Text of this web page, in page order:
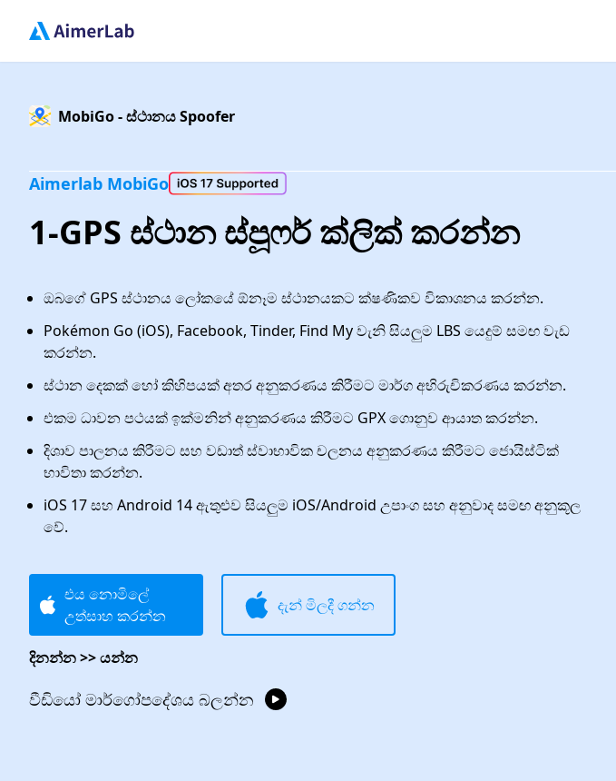
MobiGo - ස්ථානය Spoofer
Aimerlab MobiGo
1-GPS ස්ථාන ස්පූෆර් ක්ලික් කරන්න
ඔබගේ GPS ස්ථානය ලෝකයේ ඕනෑම ස්ථානයකට ක්ෂණිකව විකාශනය කරන්න.
Pokémon Go (iOS), Facebook, Tinder, Find My වැනි සියලුම LBS යෙදුම් සමඟ වැඩ
කරන්න.
ස්ථාන දෙකක් හෝ කිහිපයක් අතර අනුකරණය කිරීමට මාර්ග අභිරුචිකරණය කරන්න.
එකම ධාවන පථයක් ඉක්මනින් අනුකරණය කිරීමට GPX ගොනුව ආයාත කරන්න.
දිශාව පාලනය කිරීමට සහ වඩාත් ස්වාභාවික චලනය අනුකරණය කිරීමට ජොයිස්ටික්
භාවිතා කරන්න.
iOS 17 සහ Android 14 ඇතුළුව සියලුම iOS/Android උපාංග සහ අනුවාද සමඟ අනුකූල
වේ.
එය නොමිලේ
උත්සාහ කරන්න
දැන් මිලදී ගන්න
දිනන්න >> යන්න
වීඩියෝ මාර්ගෝපදේශය බලන්න